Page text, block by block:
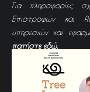
Για πληροφορίες
Επιστροφών και
υπηρεσιών και
πατήστε εδώ.